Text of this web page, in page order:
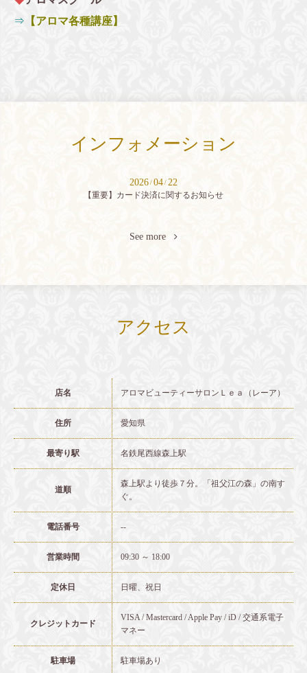
⇒ 【アロマ各種講座】
インフォメーション
2026 / 04 / 22
【重要】カード決済に関するお知らせ
See more
アクセス
店名 アロマビューティーサロンＬｅａ（レーア）
住所 愛知県
最寄り駅 名鉄尾西線森上駅
道順
森上駅より徒歩７分。「祖父江の森」の南す
ぐ。
電話番号 --
営業時間 09:30 ～ 18:00
定休日 日曜、祝日
クレジットカード
VISA / Mastercard / Apple Pay / iD / 交通系電子
マネー
駐車場 駐車場あり